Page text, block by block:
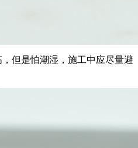
但是怕潮湿，施工中应尽量避